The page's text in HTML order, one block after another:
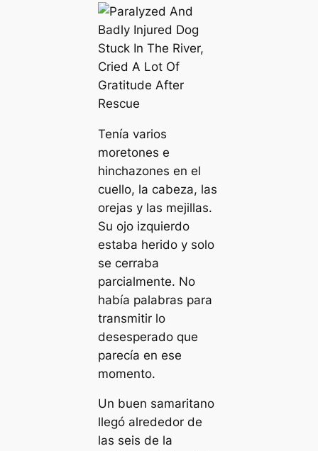
Tenía varios
moretones e
hinchazones en el
cuello, la cabeza, las
orejas y las mejillas.
Su ojo izquierdo
estaba herido y solo
se cerraba
parcialmente. No
había palabras para
transmitir lo
desesperado que
parecía en ese
momento.
Un buen samaritano
llegó alrededor de
las seis de la